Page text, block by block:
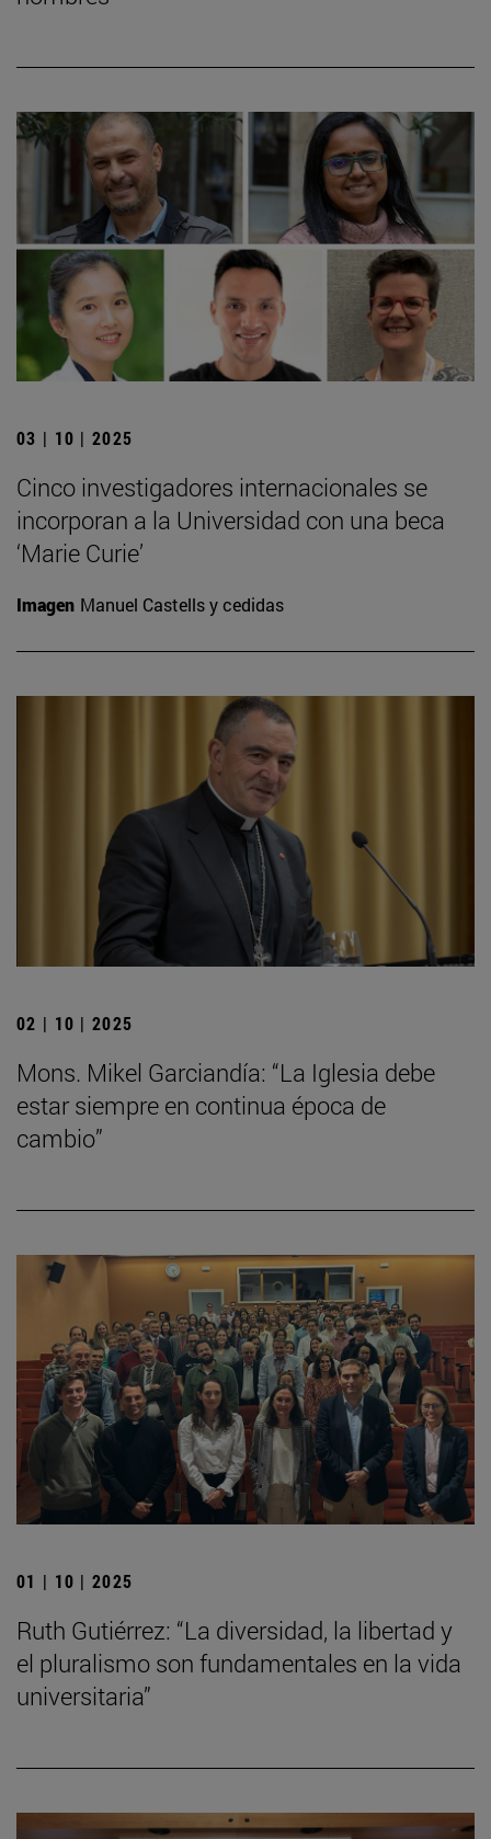
03 | 10 | 2025
Cinco investigadores internacionales se
incorporan a la Universidad con una beca
‘Marie Curie’
Imagen Manuel Castells y cedidas
02 | 10 | 2025
Mons. Mikel Garciandía: “La Iglesia debe
estar siempre en continua época de
cambio”
01 | 10 | 2025
Ruth Gutiérrez: “La diversidad, la libertad y
el pluralismo son fundamentales en la vida
universitaria”